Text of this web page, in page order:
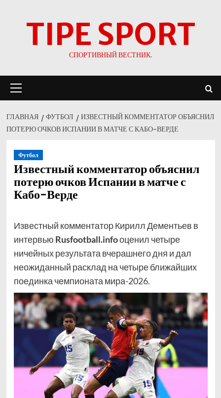
TIPE SPORT
СПОРТИВНЫЙ ВЕСТНИК.
меню
ГЛАВНАЯ ФУТБОЛ
ИЗВЕСТНЫЙ КОММЕНТАТОР ОБЪЯСНИЛ
ПОТЕРЮ ОЧКОВ ИСПАНИИ В МАТЧЕ С КАБО-ВЕРДЕ
Футбол
Известный комментатор объяснил
потерю очков Испании в матче с
Кабо-Верде
Известный комментатор Кирилл Дементьев в
интервью Rusfootball.infoоценил четыре
ничейных результата вчерашнего дня и дал
неожиданный расклад на четыре ближайших
поединка чемпионата мира-2026.